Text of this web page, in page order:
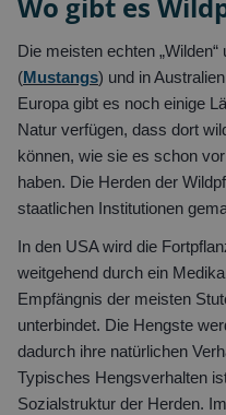
Wo gibt es
Die meisten echten
(Mustangs) und in
Europa gibt es noch einige
Natur verfügen, dass dort
können, wie sie es schon
haben. Die Herden der
staatlichen Institutionen
In den USA wird die
weitgehend durch ein
Empfängnis der meisten
unterbindet. Die Hengste
dadurch ihre natürlichen
Typisches Hengsverhalten
Sozialstruktur der Herden.